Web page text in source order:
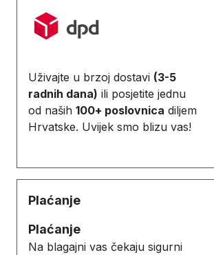
Uživajte u brzoj dostavi (3-5
radnih dana) ili posjetite jednu
od naših 100+ poslovnica diljem
Hrvatske. Uvijek smo blizu vas!
Plaćanje
Plaćanje
Na blagajni vas čekaju sigurni